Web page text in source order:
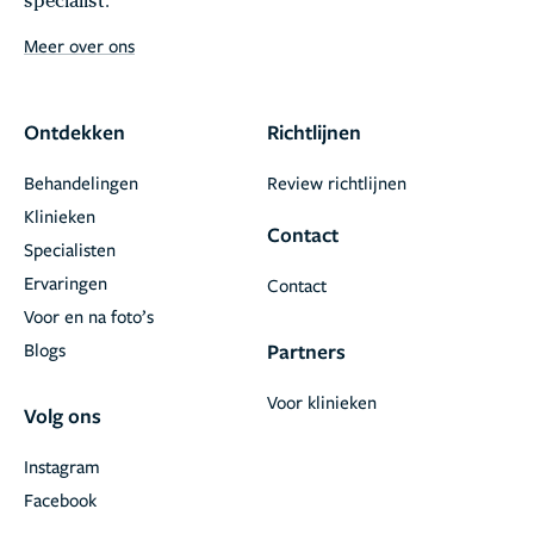
Meer over ons
Ontdekken
Behandelingen
Klinieken
Specialisten
Ervaringen
Voor en na foto’s
Blogs
Volg ons
Facebook
Instagram
Richtlijnen
Review richtlijnen
Contact
Contact
Partners
Voor klinieken